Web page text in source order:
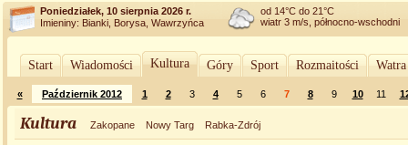
Poniedziałek, 10 sierpnia 2026 r.
Imieniny: Bianki, Borysa, Wawrzyńca
od 14°C do 21°C
wiatr 3 m/s, północno-wschodni
Start Wiadomości Kultura Góry Sport Rozmaitości
« Październik 2012 1 2 3 4 5 6 7 8 9 10 11
Kultura Zakopane Nowy Targ Rabka-Zdrój